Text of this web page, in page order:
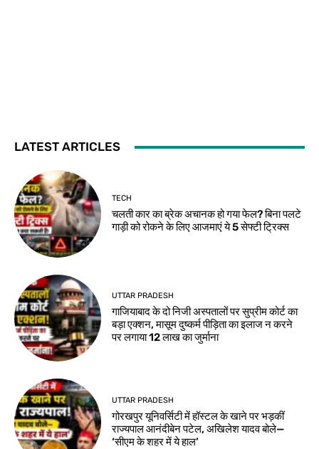
LATEST ARTICLES
TECH
चलती कार का ब्रेक अचानक हो गया फेल? बिना पलटे
गाड़ी को रोकने के लिए आजमाएं ये 5 सेफ्टी ट्रिक्स
UTTAR PRADESH
गाजियाबाद के दो निजी अस्पतालों पर सुप्रीम कोर्ट का
बड़ा एक्शन, मासूम दुष्कर्म पीड़िता का इलाज न करने
पर लगाया 12 लाख का जुर्माना
UTTAR PRADESH
गोरखपुर यूनिवर्सिटी में हॉस्टल के खाने पर भड़कीं
राज्यपाल आनंदीबेन पटेल, अखिलेश यादव बोले—
‘सीएम के शहर में ये हाल’